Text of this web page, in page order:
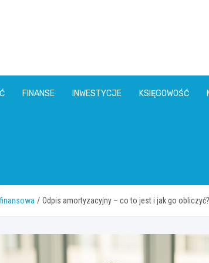
FINANSE INWESTYCJE KSIĘGOWOŚĆ
Odpis amortyzacyjny – co to jest i jak go obliczyć?